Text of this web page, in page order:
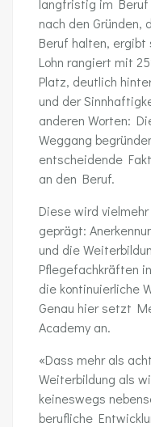
langfristig im Beruf
nach den
Beruf halten,
Lohn rangiert mit
Platz, deutlich
und der
anderen Worten:
Weggang
entscheidende
an den Beruf.
Diese wird
geprägt:
und die
Pflegefachkräften
die kontinuierliche
Genau hier setzt
Academy an.
«Dass mehr als
Weiterbildung als
keineswegs
berufliche